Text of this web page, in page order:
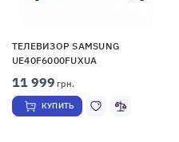
ТЕЛЕВИЗОР SAMSUNG
UE40F6000FUXUA
11 999 грн.
КУПИТЬ